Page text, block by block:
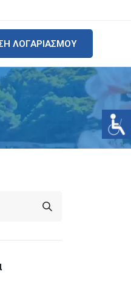
ΛΟΓΑΡΙΑΣΜΟΥ